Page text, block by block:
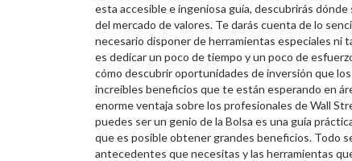
esta accesible e ingeniosa guía, descubrirás
del mercado de valores. Te darás cuenta de lo
necesario disponer de herramientas especiales ni
es dedicar un poco de tiempo y un poco de
cómo descubrir oportunidades de inversión que
increíbles beneficios que te están esperando en
enorme ventaja sobre los profesionales de Wall
puedes ser un genio de la Bolsa es una guía
que es posible obtener grandes beneficios. Todo
antecedentes que necesitas y las herramientas